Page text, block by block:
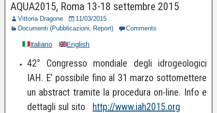
AQUA2015, Roma 13-18 settembre 2015
Vittoria Dragone
11/03/2015
Documenti (Pubblicazioni, Report)
Comments
Italiano English
42° Congresso mondiale degli idrogeologici
IAH. E’ possibile fino al 31 marzo sottomettere
un abstract tramite la procedura on-line. Info e
dettagli sul sito http://www.iah2015.org